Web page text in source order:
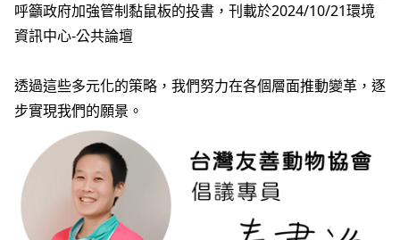
呼籲政府加強管制黏鼠板的投書，刊載於2024/10/21環境
資訊中心-公共論壇
透過這些多元化的策略，我們努力在各個層面推動變革，逐
步實現我們的願景。